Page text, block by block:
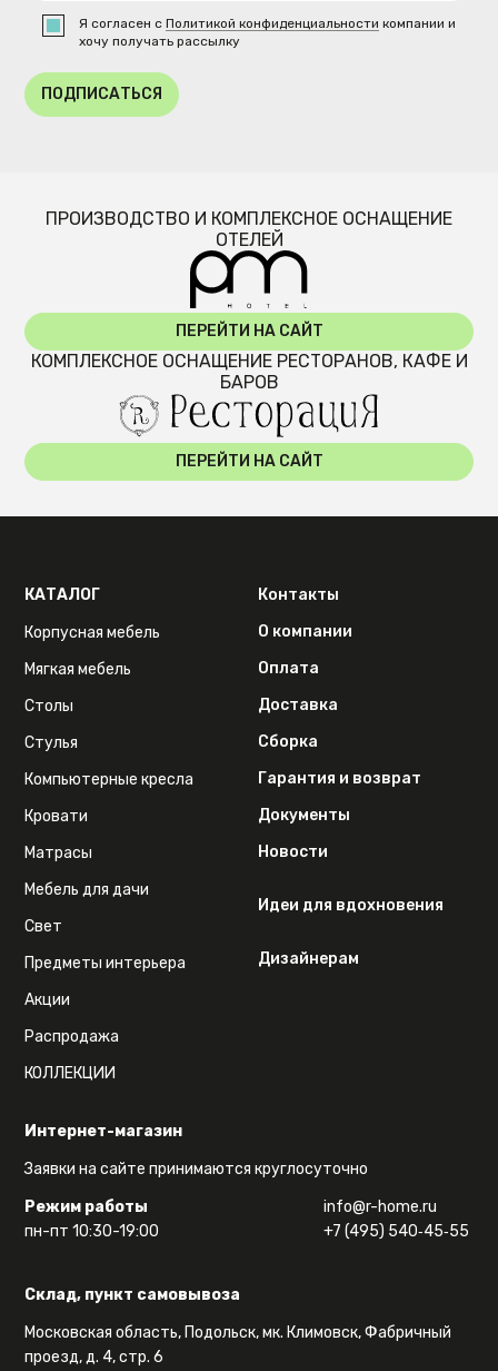
Я согласен сПолитикой конфиденциальности компании и
хочу получать рассылку
ПОДПИСАТЬСЯ
ПРОИЗВОДСТВО И КОМПЛЕКСНОЕ ОСНАЩЕНИЕ
ОТЕЛЕЙ
ПЕРЕЙТИ НА САЙТ
КОМПЛЕКСНОЕ ОСНАЩЕНИЕ РЕСТОРАНОВ, КАФЕ И
БАРОВ
ПЕРЕЙТИ НА САЙТ
Интернет-магазин
Заявки на сайте принимаются круглосуточно
Режим работы
пн-пт 10:30-19:00
info@r-home.ru
+7 (495) 540‑45‑55
Склад, пункт самовывоза
Московская область, Подольск, мк. Климовск, Фабричный
проезд, д. 4, стр. 6
КАТАЛОГ
Корпусная мебель
Мягкая мебель
Столы
Стулья
Компьютерные кресла
Кровати
Матрасы
Мебель для дачи
Свет
Предметы интерьера
Акции
Распродажа
КОЛЛЕКЦИИ
Контакты
О компании
Оплата
Доставка
Сборка
Гарантия и возврат
Документы
Новости
Идеи для вдохновения
Дизайнерам